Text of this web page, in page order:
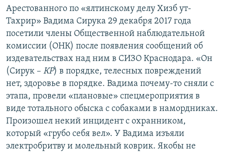
Все сайты RFE/RL
Арестованного по «ялтинскому делу Хизб ут-
Тахрир» Вадима Сирука 29 декабря 2017 года
посетили члены Общественной наблюдательной
комиссии (ОНК) после появления сообщений об
издевательствах над ним в СИЗО Краснодара. «Он
(Сирук – КР) в порядке, телесных повреждений
нет, здоровье в порядке. Вадима почему-то сняли с
этапа, провели «плановые» спецмероприятия в
виде тотального обыска с собаками в намордниках.
Произошел некий инцидент с охранником,
который «грубо себя вел». У Вадима изъяли
электробритву и молельный коврик. Якобы не